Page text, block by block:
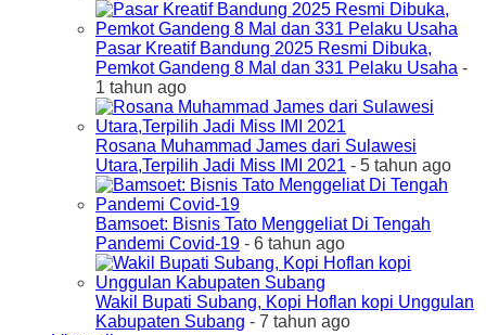
Pasar Kreatif Bandung 2025 Resmi Dibuka,
Pemkot Gandeng 8 Mal dan 331 Pelaku Usaha -
1 tahun ago
Rosana Muhammad James dari Sulawesi
Utara,Terpilih Jadi Miss IMI 2021 - 5 tahun ago
Bamsoet: Bisnis Tato Menggeliat Di Tengah
Pandemi Covid-19 - 6 tahun ago
Wakil Bupati Subang, Kopi Hoflan kopi Unggulan
Kabupaten Subang - 7 tahun ago